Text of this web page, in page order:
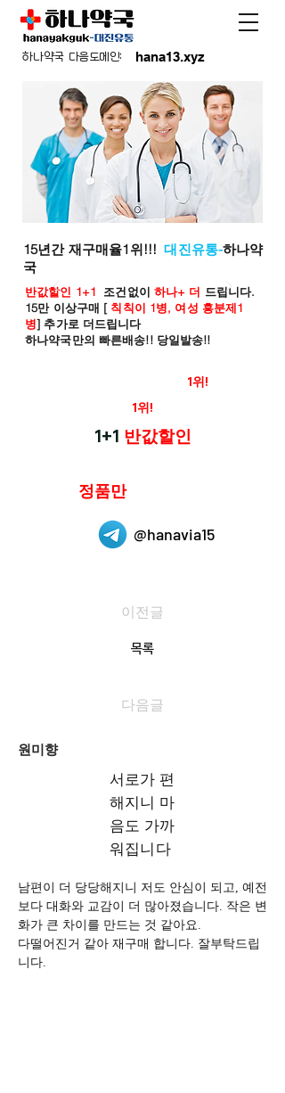
hana13.xyz
하나약국 다음도메인:
15년간 재구매율1위!!!대진유통-하나약
국
반값할인 1+1 조건없이 하나+ 더 드립니다.
15만 이상구매 [ 칙칙이 1병, 여성 흥분제1
병] 추가로 더드립니다
하나약국만의 빠른배송!! 당일발송!!
1위!
1위!
1+1 반값할인
정품만
@hanavia15
이전글
목록
다음글
원미향
서로가 편
해지니 마
음도 가까
워집니다
남편이 더 당당해지니 저도 안심이 되고, 예전
보다 대화와 교감이 더 많아졌습니다. 작은 변
화가 큰 차이를 만드는 것 같아요.
다떨어진거 같아 재구매 합니다. 잘부탁드립
니다.